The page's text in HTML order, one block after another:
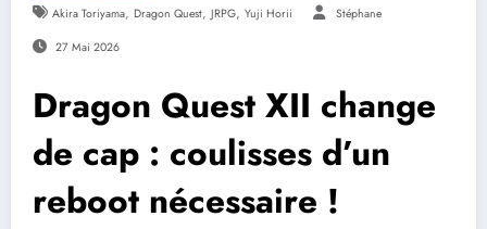
Akira Toriyama, Dragon Quest, JRPG, Yuji Horii Stéphane
27 Mai 2026
Dragon Quest XII change
de cap : coulisses d’un
reboot nécessaire !